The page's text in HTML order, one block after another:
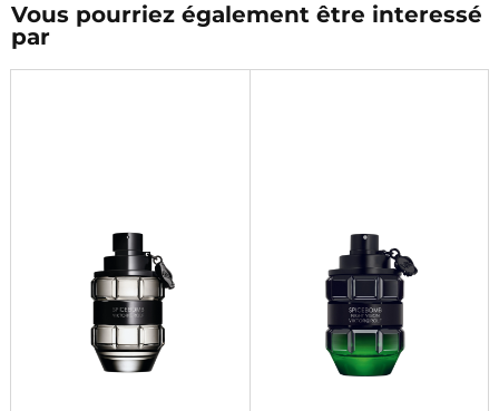
Vous pourriez également être interessé
par